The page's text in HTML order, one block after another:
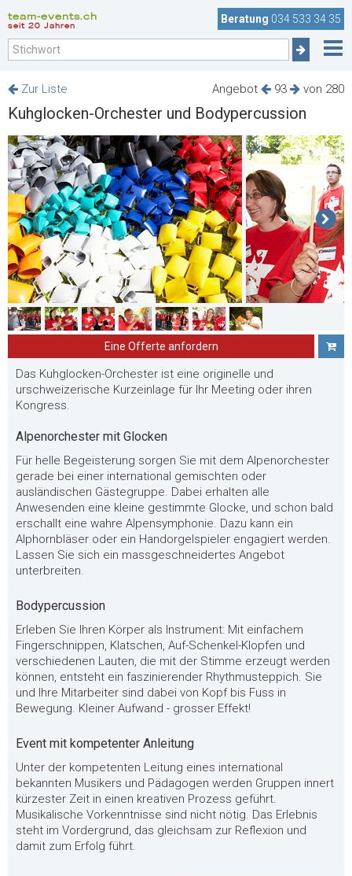
team-events.ch
seit 20 Jahren
Beratung 034 533 34 35
Angebot 93 von 280
Zur Liste
Kuhglocken-Orchester und Bodypercussion
Eine Offerte anfordern
Das Kuhglocken-Orchester ist eine originelle und
urschweizerische Kurzeinlage für Ihr Meeting oder ihren
Kongress.
Alpenorchester mit Glocken
Für helle Begeisterung sorgen Sie mit dem Alpenorchester
gerade bei einer international gemischten oder
ausländischen Gästegruppe. Dabei erhalten alle
Anwesenden eine kleine gestimmte Glocke, und schon bald
erschallt eine wahre Alpensymphonie. Dazu kann ein
Alphornbläser oder ein Handorgelspieler engagiert werden.
Lassen Sie sich ein massgeschneidertes Angebot
unterbreiten.
Bodypercussion
Erleben Sie Ihren Körper als Instrument: Mit einfachem
Fingerschnippen, Klatschen, Auf-Schenkel-Klopfen und
verschiedenen Lauten, die mit der Stimme erzeugt werden
können, entsteht ein faszinierender Rhythmusteppich. Sie
und Ihre Mitarbeiter sind dabei von Kopf bis Fuss in
Bewegung. Kleiner Aufwand - grosser Effekt!
Event mit kompetenter Anleitung
Unter der kompetenten Leitung eines international
bekannten Musikers und Pädagogen werden Gruppen innert
kürzester Zeit in einen kreativen Prozess geführt.
Musikalische Vorkenntnisse sind nicht nötig. Das Erlebnis
steht im Vordergrund, das gleichsam zur Reflexion und
damit zum Erfolg führt.